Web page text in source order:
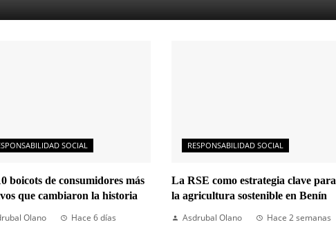
SOCIAL
boicots de consumidores más
que cambiaron la historia
Olano
Hace 6 días
RESPONSABILIDAD SOCIAL
La RSE como estrategia clave para
la agricultura sostenible en Benín
Asdrubal Olano
Hace 2 semanas